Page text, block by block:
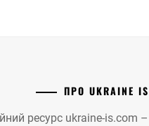
ПРО UKRAINE IS
ресурс ukraine-is.com